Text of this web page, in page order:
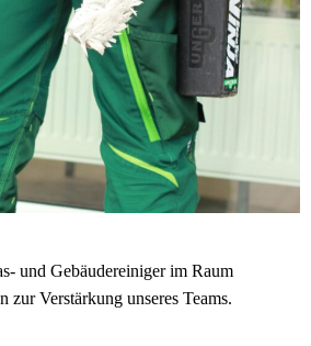
und Gebäudereiniger im Raum
zur Verstärkung unseres Teams.